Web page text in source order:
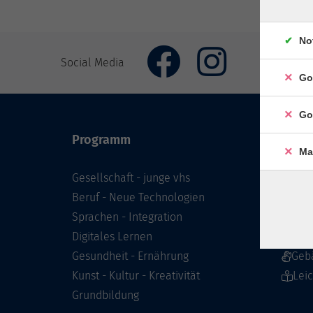
Social Media
Programm
Gesellschaft - junge vhs
Beruf - Neue Technologien
Sprachen - Integration
Digitales Lernen
Gesundheit - Ernährung
Kunst - Kultur - Kreativität
Grundbildung